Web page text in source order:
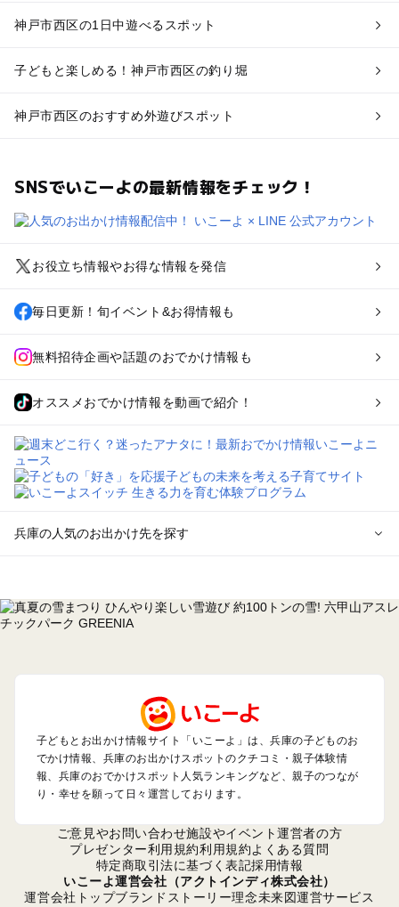
神戸市西区の1日中遊べるスポット
子どもと楽しめる！神戸市西区の釣り堀
神戸市西区のおすすめ外遊びスポット
SNSでいこーよの最新情報をチェック！
お役立ち情報やお得な情報を発信
毎日更新！旬イベント&お得情報も
無料招待企画や話題のおでかけ情報も
オススメおでかけ情報を動画で紹介！
兵庫の人気のお出かけ先を探す
を探す
神戸・有馬・六甲山・西宮・明石のプールお出かけ
淡路島のプールお出かけ
城崎・豊岡・竹野のプールお出かけ
神鍋・養父・和田山・鉢伏のプールお出かけ
香住・湯村・浜坂のプールお出かけ
兵庫の定番お出かけスポット
兵庫の動物園
兵庫のバーベキュー
兵庫の牧場
子どもとお出かけ情報サイト「いこーよ」は、兵庫の子どものお
でかけ情報、兵庫のお出かけスポットのクチコミ・親子体験情
報、兵庫のおでかけスポット人気ランキングなど、親子のつなが
り・幸せを願って日々運営しております。
ご意見やお問い合わせ施設やイベント運営者の方
プレゼンター利用規約利用規約よくある質問
特定商取引法に基づく表記採用情報
いこーよ運営会社（アクトインディ株式会社）
運営会社トップブランドストーリー理念未来図運営サービス